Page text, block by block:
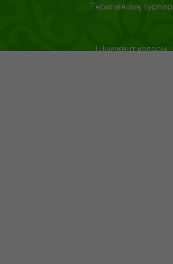
Терапиялық турлар
Шымкент қаласы